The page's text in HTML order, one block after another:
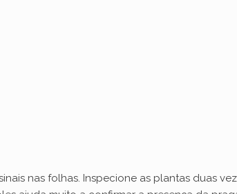
nas folhas. Inspecione as plantas duas